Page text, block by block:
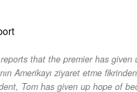
that the premier has
Amerikayı ziyaret etme
Tom has given up hope of